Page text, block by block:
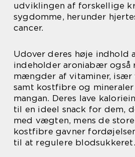
udviklingen af forskellige
sygdomme, herunder
cancer.
Udover deres høje indhold
indeholder aroniabær også
mængder af vitaminer, især
samt kostfibre og
mangan. Deres lave
til en ideel snack for dem,
med vægten, mens de
kostfibre gavner
til at regulere blodsukkeret.